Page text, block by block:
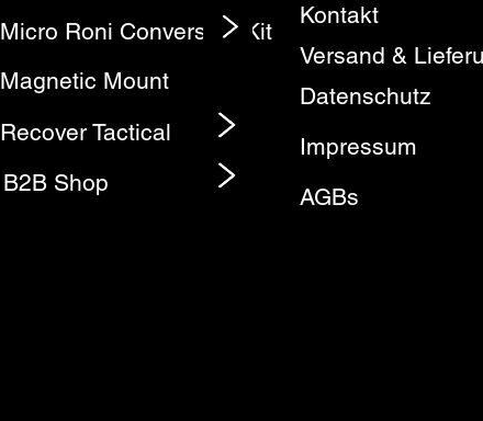
Micro Roni Conversion Kit
Magnetic Mount
Recover Tactical
B2B Shop
Kontakt
Versand &
Datenschutz
Impressum
AGBs
Element